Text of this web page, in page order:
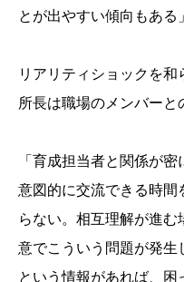
とが出やすい傾向もある
リアリティショックを
所長は職場のメンバーと
「育成担当者と関係が
意図的に交流できる時間
らない。相互理解が進
意でこういう問題が発生
という情報があれば、